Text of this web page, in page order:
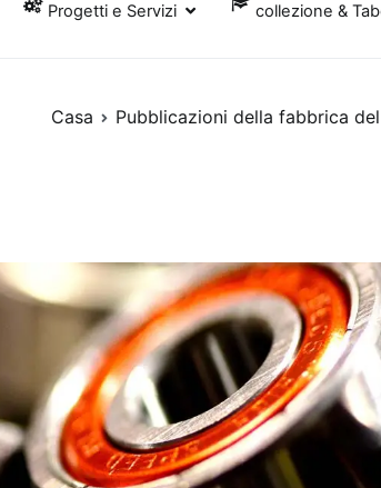
Progetti e Servizi collezione &
Casa Pubblicazioni della fabbrica